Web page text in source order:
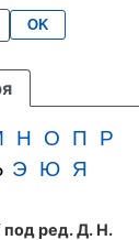
OK
Н О П
Р
Э Ю Я
под ред. Д. Н.